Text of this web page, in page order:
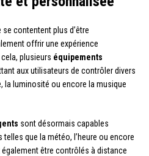
contentent plus d’être
offrir une expérience
plusieurs équipements
aux utilisateurs de contrôler divers
la luminosité ou encore la musique
sont désormais capables
que la météo, l’heure ou encore
être contrôlés à distance